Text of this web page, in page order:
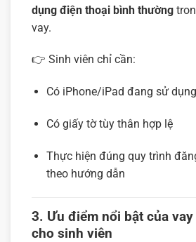
dụng điện thoại bình thường
vay.
👉 Sinh viên chỉ cần:
Có iPhone/iPad đang sử
Có giấy tờ tùy thân hợp lệ
Thực hiện đúng quy trình
theo hướng dẫn
3. Ưu điểm nổi bật của
cho sinh viên